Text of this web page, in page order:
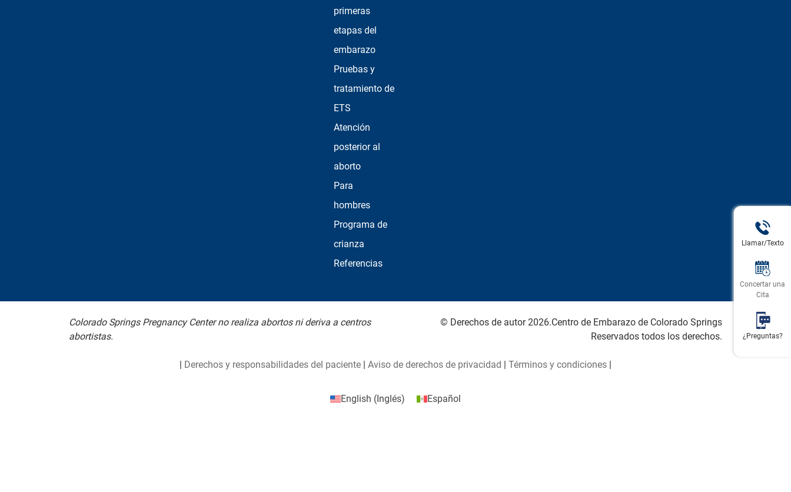
primeras
etapas del
embarazo
Pruebas y
tratamiento de
ETS
Atención
posterior al
aborto
Para
hombres
Programa de
crianza
Referencias
Colorado Springs Pregnancy Center no realiza abortos ni deriva a centros
abortistas.
© Derechos de autor 2026.Centro de Embarazo de Colorado Springs
Reservados todos los derechos.
Derechos y responsabilidades del paciente Aviso de derechos de privacidad Términos y condiciones
Llamar/Texto
Concertar una
Cita
¿Preguntas?
English (Inglés) Español